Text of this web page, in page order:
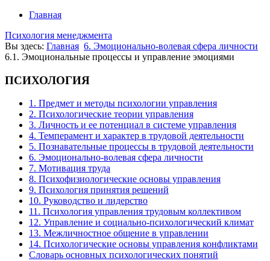
Главная
Психология менеджмента
Вы здесь: Главная 6. Эмоционально-волевая сфера личности
6.1. Эмоциональные процессы и управление эмоциями
ПСИХОЛОГИЯ
1. Предмет и методы психологии управления
2. Психологические теории управления
3. Личность и ее потенциал в системе управления
4. Темперамент и характер в трудовой деятельности
5. Познавательные процессы в трудовой деятельности
6. Эмоционально-волевая сфера личности
7. Мотивация труда
8. Психофизиологические основы управления
9. Психология принятия решений
10. Руководство и лидерство
11. Психология управления трудовым коллективом
12. Управление и социально-психологический климат
13. Межличностное общение в управлении
14. Психологические основы управления конфликтами
Словарь основных психологических понятий